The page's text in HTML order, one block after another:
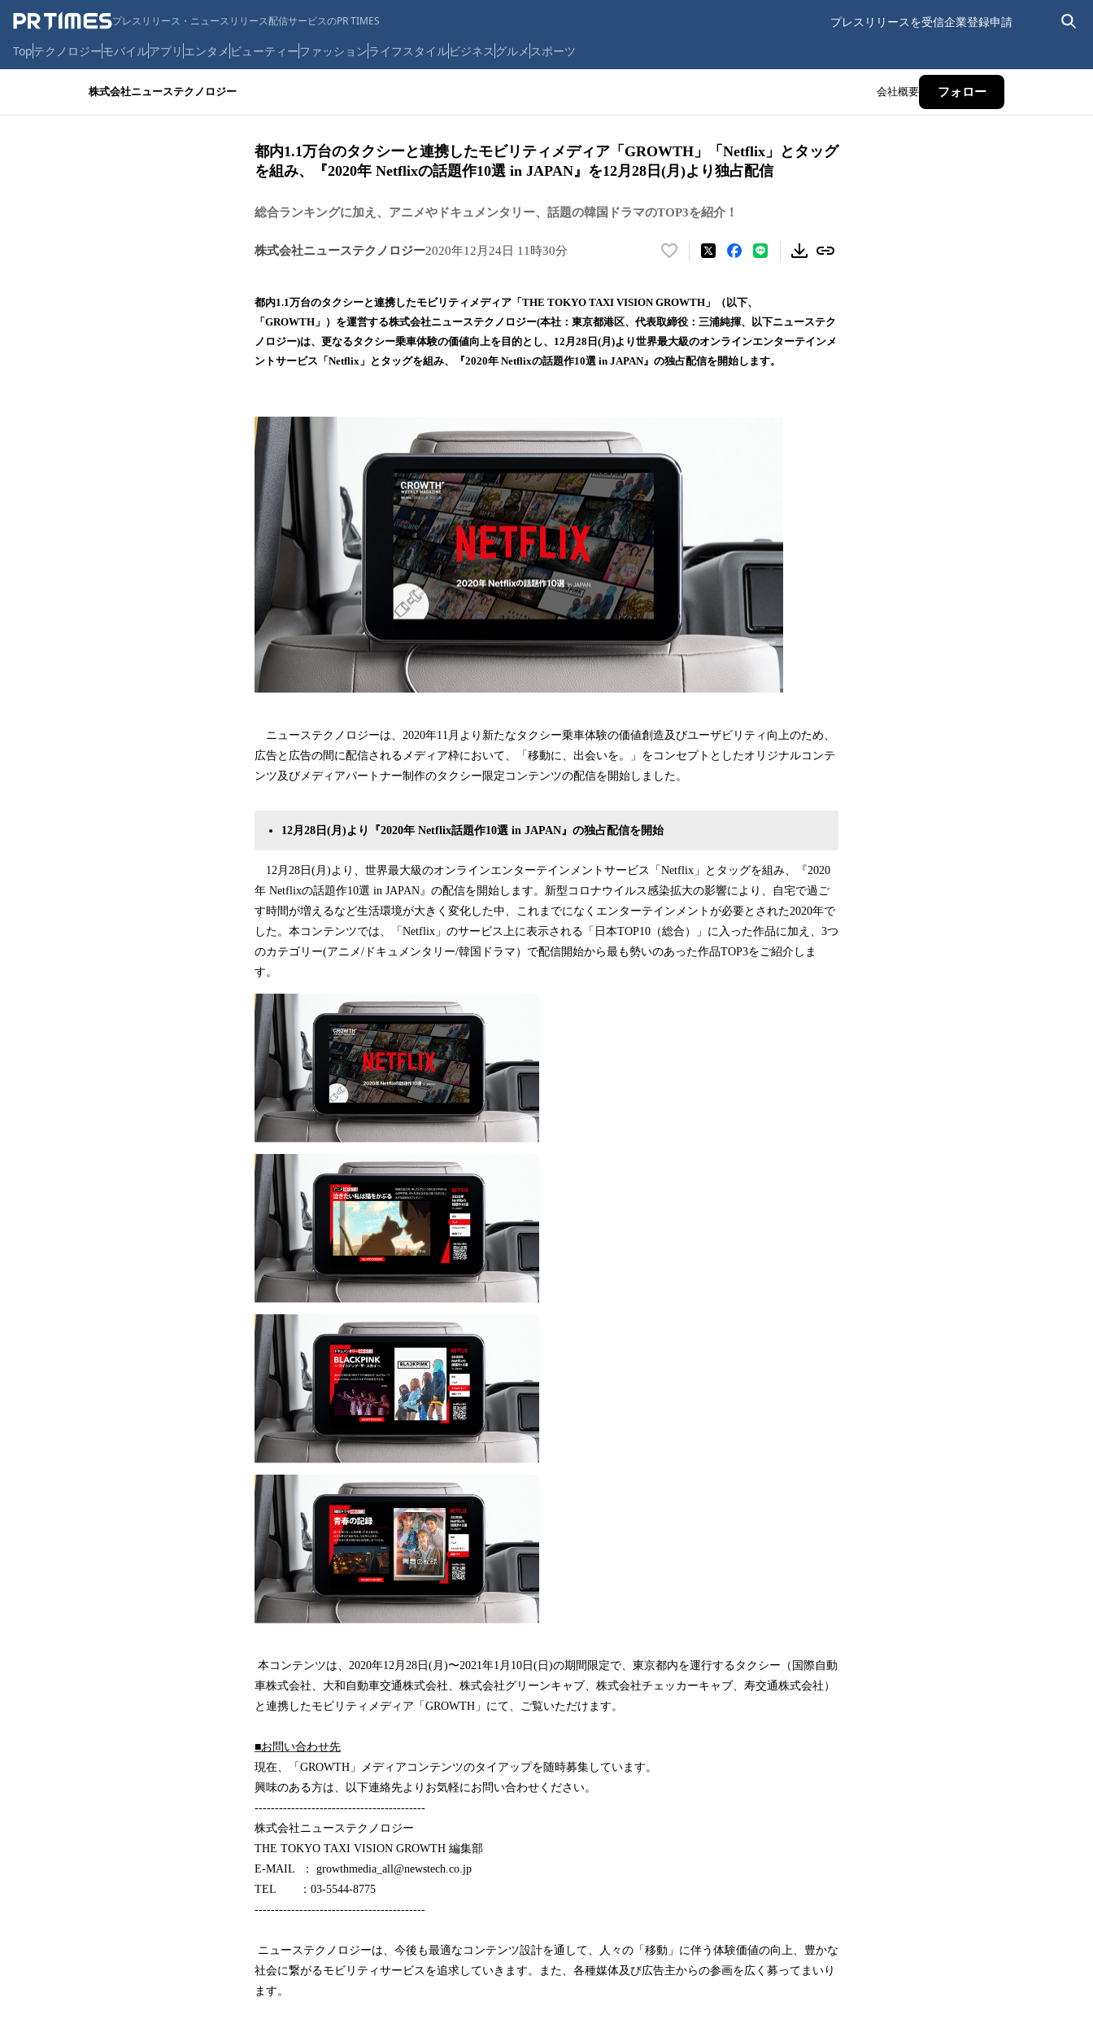
プレスリリース・ニュースリリース配信サービスのPR TIMES プレスリリースを受信企業登録申請
Topテクノロジーモバイルアプリ エンタメ ビューティーファッションライフスタイルビジネス グルメ スポーツ
株式会社ニューステクノロジー 会社概要 フォロー
都内1.1万台のタクシーと連携したモビリティメディア「GROWTH」「Netflix」とタッグ
を組み、『2020年 Netflixの話題作10選 in JAPAN』を12月28日(月)より独占配信
総合ランキングに加え、アニメやドキュメンタリー、話題の韓国ドラマのTOP3を紹介！
株式会社ニューステクノロジー2020年12月24日 11時30分
い
！
数
を
読
す
都内1.1万台のタクシーと連携したモビリティメディア「THE TOKYO TAXI VISION GROWTH」（以下、
「GROWTH」）を運営する株式会社ニューステクノロジー(本社：東京都港区、代表取締役：三浦純揮、以下ニューステク
ノロジー)は、更なるタクシー乗車体験の価値向上を目的とし、12月28日(月)より世界最大級のオンラインエンターテインメ
ントサービス「Netflix」とタッグを組み、『2020年 Netflixの話題作10選 in JAPAN』の独占配信を開始します。
ニューステクノロジーは、2020年11月より新たなタクシー乗車体験の価値創造及びユーザビリティ向上のため、
広告と広告の間に配信されるメディア枠において、「移動に、出会いを。」をコンセプトとしたオリジナルコンテ
ンツ及びメディアパートナー制作のタクシー限定コンテンツの配信を開始しました。
12月28日(月)より『2020年 Netflix話題作10選 in JAPAN』の独占配信を開始
12月28日(月)より、世界最大級のオンラインエンターテインメントサービス「Netflix」とタッグを組み、『2020
年 Netflixの話題作10選 in JAPAN』の配信を開始します。新型コロナウイルス感染拡大の影響により、自宅で過ご
す時間が増えるなど生活環境が大きく変化した中、これまでになくエンターテインメントが必要とされた2020年で
した。本コンテンツでは、「Netflix」のサービス上に表示される「日本TOP10（総合）」に入った作品に加え、3つ
のカテゴリー(アニメ/ドキュメンタリー/韓国ドラマ）で配信開始から最も勢いのあった作品TOP3をご紹介しま
す。
本コンテンツは、2020年12月28日(月)〜2021年1月10日(日)の期間限定で、東京都内を運行するタクシー（国際自動
車株式会社、大和自動車交通株式会社、株式会社グリーンキャブ、株式会社チェッカーキャブ、寿交通株式会社）
と連携したモビリティメディア「GROWTH」にて、ご覧いただけます。
■お問い合わせ先
現在、「GROWTH」メディアコンテンツのタイアップを随時募集しています。
興味のある方は、以下連絡先よりお気軽にお問い合わせください。
------------------------------------------
株式会社ニューステクノロジー
THE TOKYO TAXI VISION GROWTH 編集部
E-MAIL ： growthmedia_all@newstech.co.jp
TEL ：03-5544-8775
------------------------------------------
ニューステクノロジーは、今後も最適なコンテンツ設計を通して、人々の「移動」に伴う体験価値の向上、豊かな
社会に繋がるモビリティサービスを追求していきます。また、各種媒体及び広告主からの参画を広く募ってまいり
ます。